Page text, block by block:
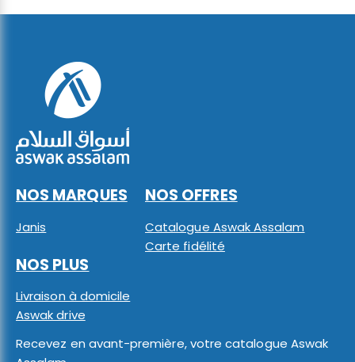
NOS MARQUES
Janis
NOS OFFRES
Catalogue Aswak Assalam
Carte fidélité
NOS PLUS
Livraison à domicile
Aswak drive
Recevez en avant-première, votre catalogue Aswak